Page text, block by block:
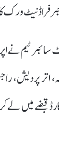
نیٹ ورک کا
اتر
قبضے میں